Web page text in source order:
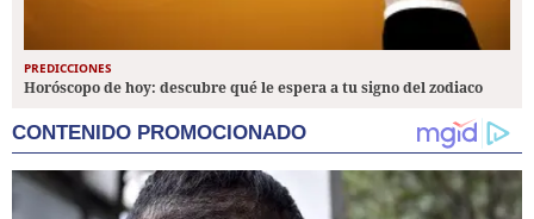
PREDICCIONES
Horóscopo de hoy: descubre qué le espera a tu signo del zodiaco
CONTENIDO PROMOCIONADO